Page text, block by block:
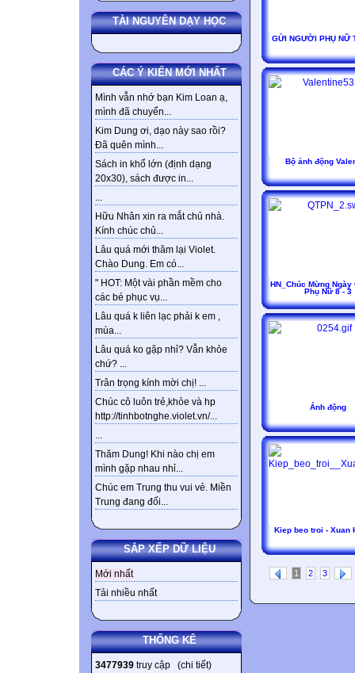
TÀI NGUYÊN DẠY HỌC
CÁC Ý KIẾN MỚI NHẤT
Mình vẫn nhớ bạn Kim Loan ạ,
mình đã chuyển...
Kim Dung ơi, dạo này sao rồi?
Đã quên mình...
Sách in khổ lớn (định dạng
20x30), sách được in...
...
Hữu Nhân xin ra mắt chủ nhà.
Kính chúc chủ...
Lâu quá mới thăm lại Violet.
Chào Dung. Em có...
" HOT: Một vài phần mềm cho
các bé phục vụ...
Lâu quá k liên lạc phải k em ,
mùa...
Lâu quá ko gặp nhỉ? Vẫn khỏe
chứ? ...
Trân trọng kính mời chị! ...
Chúc cô luôn trẻ,khỏe và hp
http://tinhbotnghe.violet.vn/...
...
Thăm Dung! Khi nào chị em
mình gặp nhau nhỉ...
Chúc em Trung thu vui vẻ. Miền
Trung đang đối...
SẮP XẾP DỮ LIỆU
Mới nhất
Tải nhiều nhất
THỐNG KÊ
3477939 truy cập (chi tiết)
GỬI NGƯỜI PHỤ NỮ
Bộ ảnh động
HN_Chúc Mừng Ngày
Phụ Nữ 8 - 3
Ảnh động
Kiep beo troi - Xuan
1 2 3